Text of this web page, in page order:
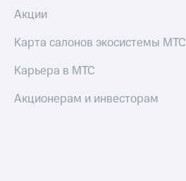
Акции
Карта салонов экосистемы МТС
Карьера в МТС
Акционерам и инвесторам